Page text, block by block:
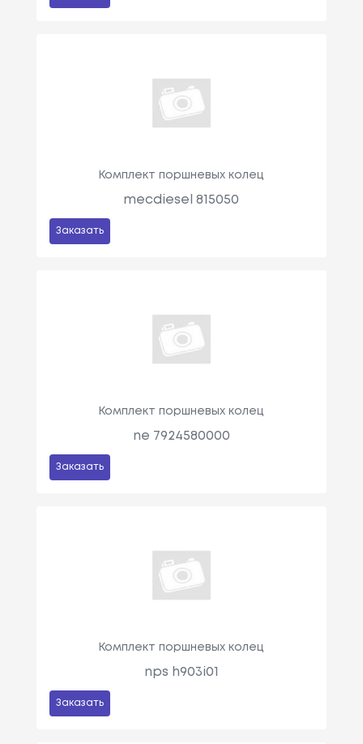
Комплект поршневых колец
mecdiesel 815050
Заказать
Комплект поршневых колец
ne 7924580000
Заказать
Комплект поршневых колец
nps h903i01
Заказать